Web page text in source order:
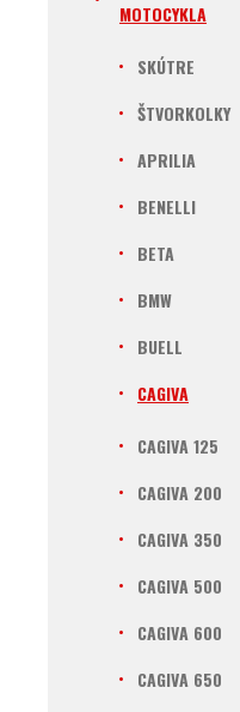
MOTOCYKLA
SKÚTRE
ŠTVORKOLKY
APRILIA
BENELLI
BETA
BMW
BUELL
CAGIVA
CAGIVA 125
CAGIVA 200
CAGIVA 350
CAGIVA 500
CAGIVA 600
CAGIVA 650